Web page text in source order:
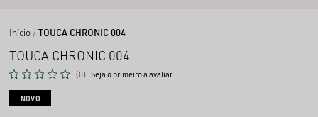
Início TOUCA CHRONIC 004
TOUCA CHRONIC 004
(0) Seja o primeiro a avaliar
NOVO